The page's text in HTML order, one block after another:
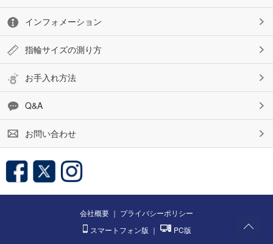
インフォメーション
指輪サイズの測り方
お手入れ方法
Q&A
お問い合わせ
会社概要 ｜ プライバシーポリシー
スマートフォン版 ｜ PC版